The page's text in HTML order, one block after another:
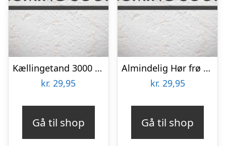
Kællingetand 3000 frø
kr. 29,95
Gå til shop
Almindelig Hør frø til 5 m2
kr. 29,95
Gå til shop